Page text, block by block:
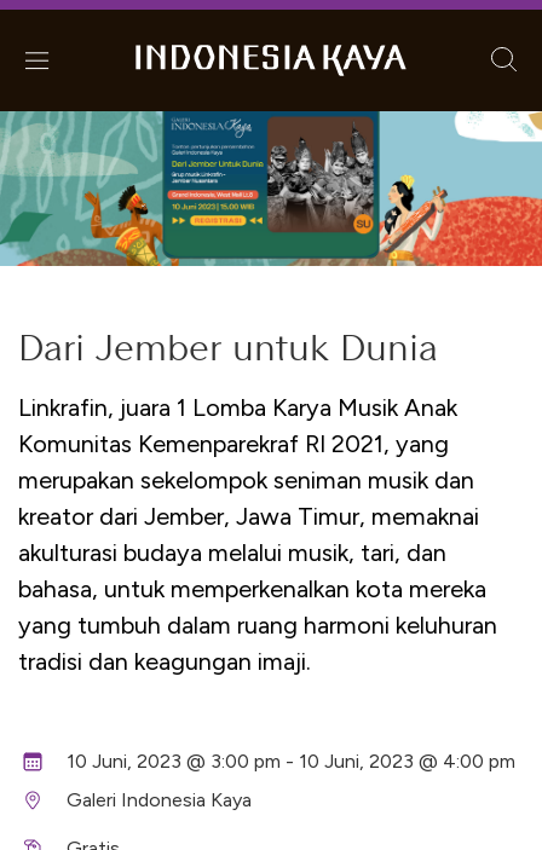
Dari Jember untuk Dunia
Linkrafin, juara 1 Lomba Karya Musik Anak
Komunitas Kemenparekraf RI 2021, yang
merupakan sekelompok seniman musik dan
kreator dari Jember, Jawa Timur, memaknai
akulturasi budaya melalui musik, tari, dan
bahasa, untuk memperkenalkan kota mereka
yang tumbuh dalam ruang harmoni keluhuran
tradisi dan keagungan imaji.
10 Juni, 2023 @ 3:00 pm - 10 Juni, 2023 @ 4:00 pm
Galeri Indonesia Kaya